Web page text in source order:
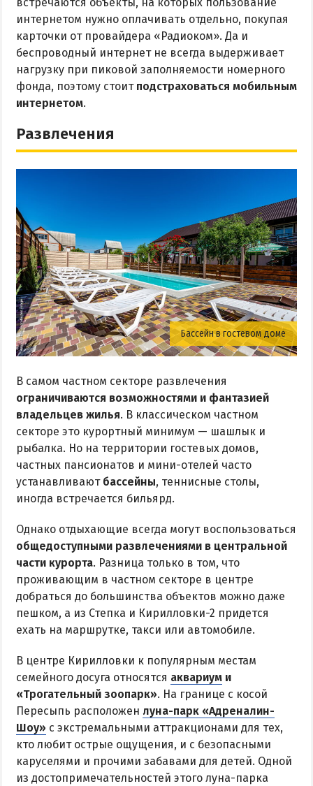
интернетом нужно оплачивать отдельно, покупая
карточки от провайдера «Радиоком». Да и
беспроводный интернет не всегда выдерживает
нагрузку при пиковой заполняемости номерного
фонда, поэтому стоит подстраховаться мобильным
интернетом.
Развлечения
Бассейн в гостевом доме
В самом частном секторе развлечения
ограничиваются возможностями и фантазией
владельцев жилья. В классическом частном
секторе это курортный минимум — шашлык и
рыбалка. Но на территории гостевых домов,
частных пансионатов и мини-отелей часто
устанавливают бассейны, теннисные столы,
иногда встречается бильярд.
Однако отдыхающие всегда могут воспользоваться
общедоступными развлечениями в центральной
части курорта. Разница только в том, что
проживающим в частном секторе в центре
добраться до большинства объектов можно даже
пешком, а из Степка и Кирилловки-2 придется
ехать на маршрутке, такси или автомобиле.
В центре Кирилловки к популярным местам
семейного досуга относятся аквариум и
«Трогательный зоопарк». На границе с косой
Пересыпь расположен луна-парк «Адреналин-
Шоу» с экстремальными аттракционами для тех,
кто любит острые ощущения, и с безопасными
каруселями и прочими забавами для детей. Одной
из достопримечательностей этого луна-парка